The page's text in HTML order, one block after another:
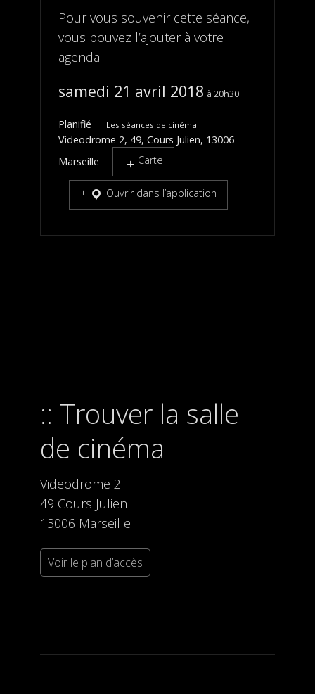
Pour vous souvenir cette séance,
vous pouvez l’ajouter à votre
agenda
samedi 21 avril 2018 20h30
Planifié Les séances de cinéma
Videodrome 2, 49, Cours Julien, 13006
Marseille
Carte
Ouvrir dans l’application
Trouver la salle
de cinéma
Videodrome 2
49 Cours Julien
13006 Marseille
Voir le plan d’accès